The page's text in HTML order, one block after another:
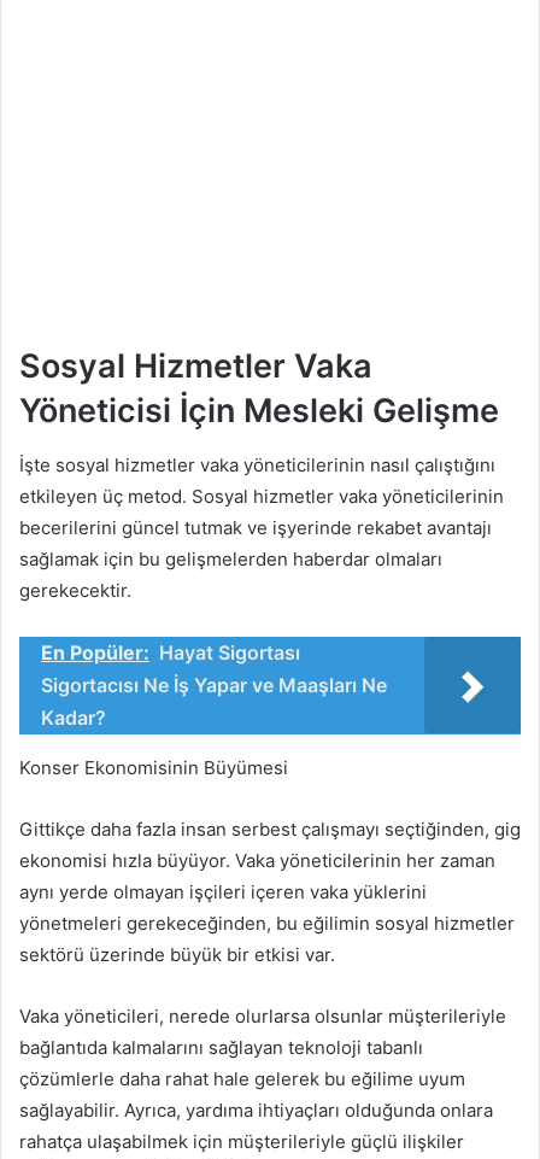
Sosyal Hizmetler Vaka
Yöneticisi İçin Mesleki Gelişme
İşte sosyal hizmetler vaka yöneticilerinin nasıl çalıştığını
etkileyen üç metod. Sosyal hizmetler vaka yöneticilerinin
becerilerini güncel tutmak ve işyerinde rekabet avantajı
sağlamak için bu gelişmelerden haberdar olmaları
gerekecektir.
En Popüler: Hayat Sigortası
Sigortacısı Ne İş Yapar ve Maaşları Ne
Kadar?
Konser Ekonomisinin Büyümesi
Gittikçe daha fazla insan serbest çalışmayı seçtiğinden, gig
ekonomisi hızla büyüyor. Vaka yöneticilerinin her zaman
aynı yerde olmayan işçileri içeren vaka yüklerini
yönetmeleri gerekeceğinden, bu eğilimin sosyal hizmetler
sektörü üzerinde büyük bir etkisi var.
Vaka yöneticileri, nerede olurlarsa olsunlar müşterileriyle
bağlantıda kalmalarını sağlayan teknoloji tabanlı
çözümlerle daha rahat hale gelerek bu eğilime uyum
sağlayabilir. Ayrıca, yardıma ihtiyaçları olduğunda onlara
rahatça ulaşabilmek için müşterileriyle güçlü ilişkiler